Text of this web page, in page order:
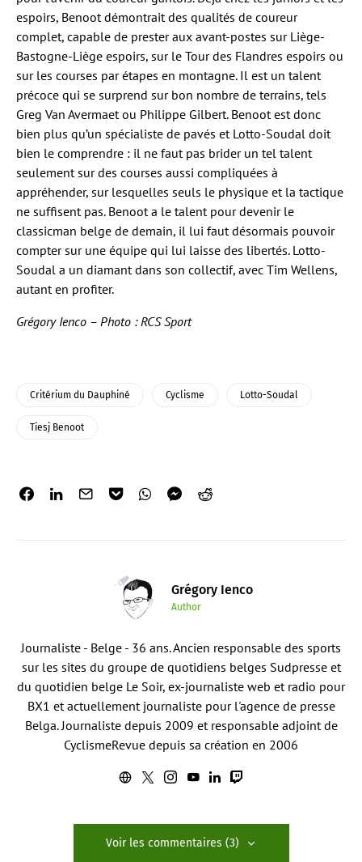
espoirs, Benoot démontrait des qualités de coureur
complet, capable de prester aux avant-postes sur Liège-
Bastogne-Liège espoirs, sur le Tour des Flandres espoirs ou
sur les courses par étapes en montagne. Il est un talent
précoce qui se surprend sur bon nombre de terrains, tels
Greg Van Avermaet ou Philippe Gilbert. Benoot est donc
bien plus qu’un spécialiste de pavés et Lotto-Soudal doit
bien le comprendre : il ne faut pas brider un tel talent
seulement sur des courses aussi compliquées à
appréhender, sur lesquelles seuls le physique et la tactique
ne suffisent pas. Benoot a le talent pour devenir le
classicman belge de demain, il lui faut désormais pouvoir
compter sur une équipe qui lui laisse des libertés. Lotto-
Soudal a un diamant dans son collectif, avec Tim Wellens,
autant en profiter.
Grégory Ienco – Photo : RCS Sport
Critérium du Dauphiné Cyclisme Lotto-Soudal
Tiesj Benoot
Grégory Ienco
Author
Journaliste - Belge - 36 ans. Ancien responsable des sports
sur les sites du groupe de quotidiens belges Sudpresse et
du quotidien belge Le Soir, ex-journaliste web et radio pour
BX1 et actuellement journaliste pour l'agence de presse
Belga. Journaliste depuis 2009 et responsable adjoint de
CyclismeRevue depuis sa création en 2006
Voir les commentaires (3)